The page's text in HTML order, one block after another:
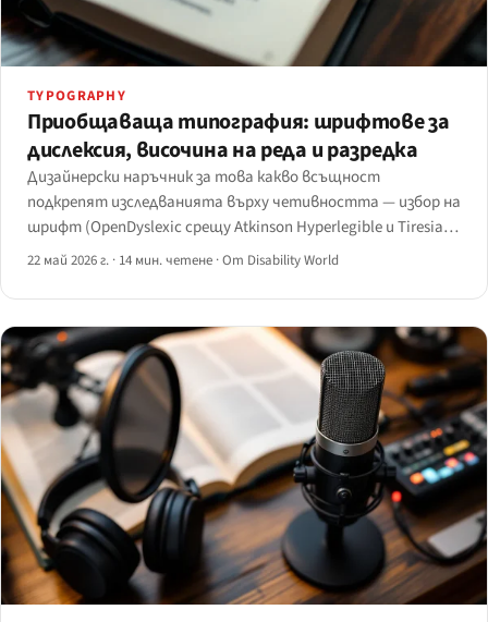
TYPOGRAPHY
Приобщаваща типография: шрифтове за
дислексия, височина на реда и разредка
Дизайнерски наръчник за това какво всъщност
подкрепят изследванията върху четивността — избор на
шрифт (OpenDyslexic срещу Atkinson Hyperlegible и Tiresias),
височина на реда, разредка между буквите и думите,
подравняване и минимален размер.
22 май 2026 г. · 14 мин. четене ·От Disability World